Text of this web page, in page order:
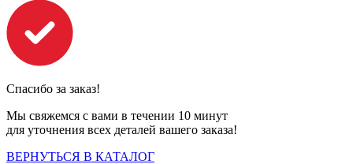
Спасибо за заказ!
Мы свяжемся с вами в течении 10 минут
для уточнения всех деталей вашего заказа!
ВЕРНУТЬСЯ В КАТАЛОГ